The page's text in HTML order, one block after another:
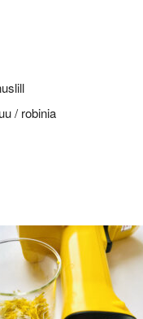
/ robinia